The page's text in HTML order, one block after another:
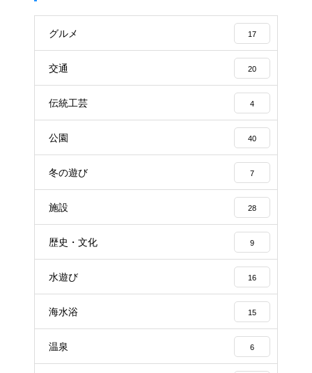
グルメ 17
交通 20
伝統工芸 4
公園 40
冬の遊び 7
施設 28
歴史・文化 9
水遊び 16
海水浴 15
温泉 6